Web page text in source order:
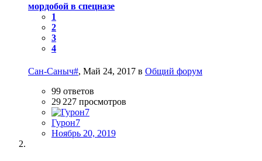
мордобой в спецназе
1
2
3
4
Сан-Саныч#, Май 24, 2017 в Общий форум
99 ответов
29 227 просмотров
Гурон7
Ноябрь 20, 2019